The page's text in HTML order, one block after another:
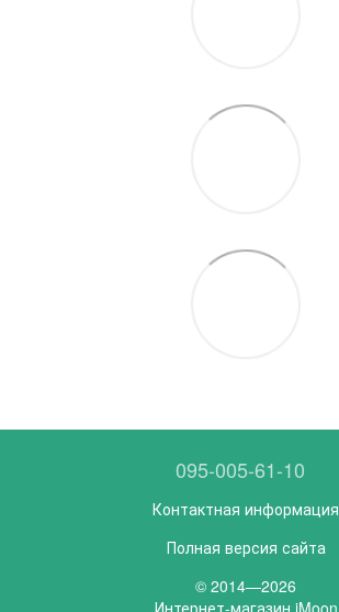
095-005-61-10
Контактная информация
Полная версия сайта
© 2014—2026
Интернет-магазин iMoon